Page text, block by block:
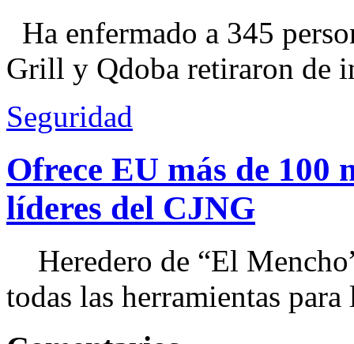
Ha enfermado a 345
Grill y Qdoba retiraron de
Seguridad
Ofrece EU más de 100
líderes del CJNG
Heredero de “El
todas las herramientas